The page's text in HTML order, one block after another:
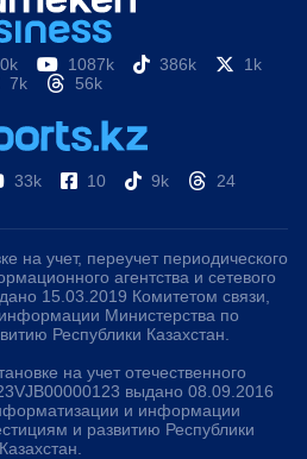
1087k 386k
1k
7k
56k
33k 10 9k 24
на учет, переучет периодического
агентства и сетевого
15.03.2019 Комитетом связи,
Министерства по
Республики Казахстан.
на учет отечественного
выдано 08.09.2016
и информации
и развитию Республики
Казахстан.